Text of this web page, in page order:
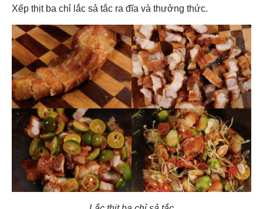
Xếp thịt ba chỉ lắc sả tắc ra đĩa và thưởng thức.